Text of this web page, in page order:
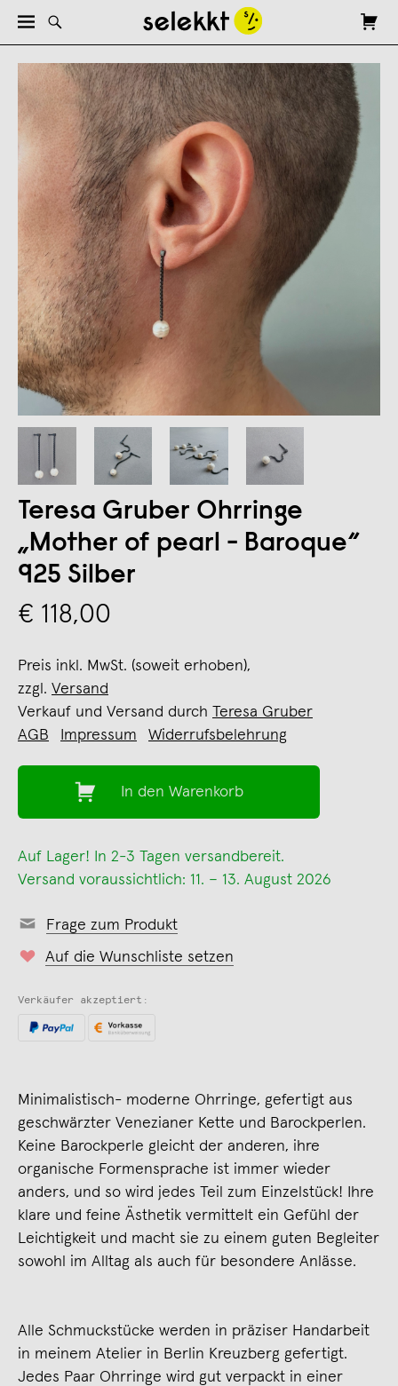
Teresa Gruber Ohrringe
„Mother of pearl - Baroque“
925 Silber
€ 118,00
Preis inkl. MwSt. (soweit erhoben),
zzgl. Versand
Verkauf und Versand durch
Teresa Gruber
AGB
Impressum Widerrufsbelehrung
In den Warenkorb
Auf Lager! In 2-3 Tagen versandbereit.
Versand voraussichtlich: 11. – 13. August 2026
Frage zum Produkt
Auf die Wunschliste setzen
Verkäufer akzeptiert:
Minimalistisch- moderne Ohrringe, gefertigt aus
geschwärzter Venezianer Kette und Barockperlen.
Keine Barockperle gleicht der anderen, ihre
organische Formensprache ist immer wieder
anders, und so wird jedes Teil zum Einzelstück! Ihre
klare und feine Ästhetik vermittelt ein Gefühl der
Leichtigkeit und macht sie zu einem guten Begleiter
sowohl im Alltag als auch für besondere Anlässe.
Alle Schmuckstücke werden in präziser Handarbeit
in meinem Atelier in Berlin Kreuzberg gefertigt.
Jedes Paar Ohrringe wird gut verpackt in einer